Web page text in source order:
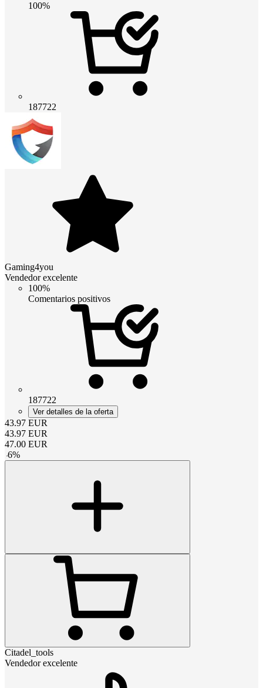
100%
187722
Gaming4you
Vendedor excelente
100%
Comentarios positivos
187722
Ver detalles de la oferta
43.97 EUR
43.97 EUR
47.00 EUR
-6%
Citadel_tools
Vendedor excelente